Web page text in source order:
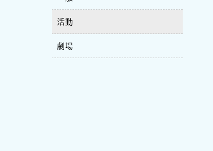
活動
劇場